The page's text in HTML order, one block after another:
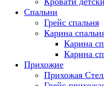
Спальни
Грейс спальня
Карина
Карина
Карина
Прихожие
Прихожая